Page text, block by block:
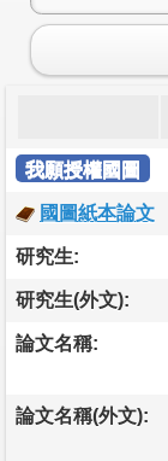
我願授權國圖
國圖紙本論文
研究生:
研究生(外文):
論文名稱:
論文名稱(外文):